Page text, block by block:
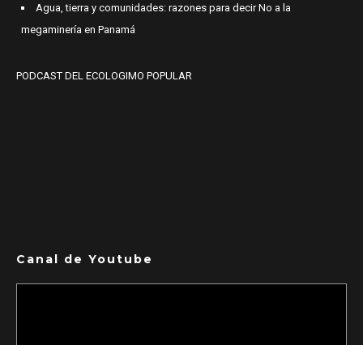
Agua, tierra y comunidades: razones para decir No a la
megaminería en Panamá
PODCAST DEL ECOLOGIMO POPULAR
Canal de Youtube